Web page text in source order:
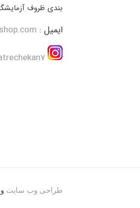
بندی ظروف
ایمیل :
طراحی وب سایت و